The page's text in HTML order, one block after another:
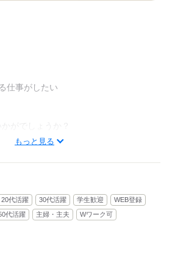
仕事がしたい
らない
増えてるんです。
格の
のは
もっと見る
20代活躍 30代活躍 学生歓迎
WEB登録
代活躍 主婦・主夫
Wワーク可